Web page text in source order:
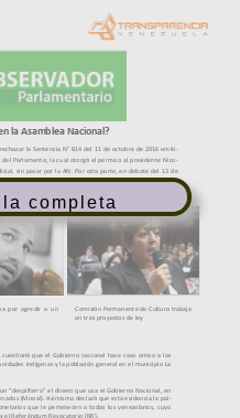
completa